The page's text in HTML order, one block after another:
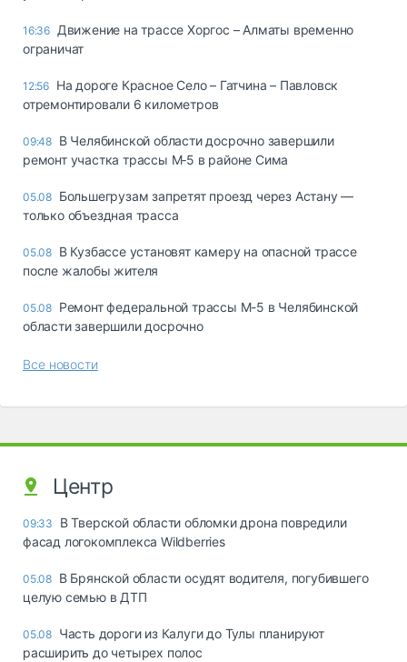
16:36 Движение на трассе Хоргос – Алматы временно
ограничат
12:56 На дороге Красное Село – Гатчина – Павловск
отремонтировали 6 километров
09:48 В Челябинской области досрочно завершили
ремонт участка трассы М‑5 в районе Сима
05.08 Большегрузам запретят проезд через Астану —
только объездная трасса
05.08 В Кузбассе установят камеру на опасной трассе
после жалобы жителя
05.08 Ремонт федеральной трассы М-5 в Челябинской
области завершили досрочно
Все новости
Центр
09:33
В Тверской области обломки дрона повредили
фасад логокомплекса Wildberries
05.08 В Брянской области осудят водителя, погубившего
целую семью в ДТП
05.08 Часть дороги из Калуги до Тулы планируют
расширить до четырех полос